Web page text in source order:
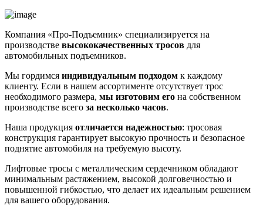
Компания «Про-Подъемник» специализируется на
производстве высококачественных тросов для
автомобильных подъемников.
Мы гордимся индивидуальным подходом к каждому
клиенту. Если в нашем ассортименте отсутствует трос
необходимого размера, мы изготовим его на собственном
производстве всего за несколько часов.
Наша продукция отличается надежностью: тросовая
конструкция гарантирует высокую прочность и безопасное
поднятие автомобиля на требуемую высоту.
Лифтовые тросы с металлическим сердечником обладают
минимальным растяжением, высокой долговечностью и
повышенной гибкостью, что делает их идеальным решением
для вашего оборудования.